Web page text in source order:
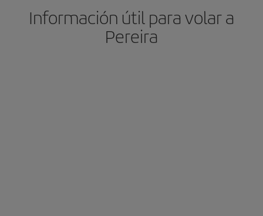
Información útil para volar a
Pereira